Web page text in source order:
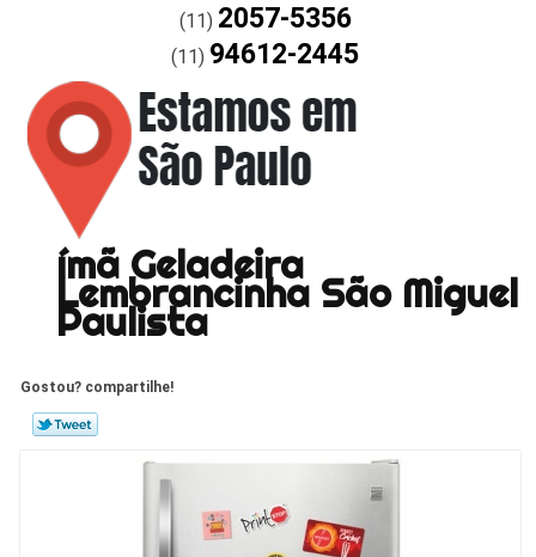
(11) 2057-5356
(11) 94612-2445
ímã Geladeira
Lembrancinha São Miguel
Paulista
Gostou? compartilhe!